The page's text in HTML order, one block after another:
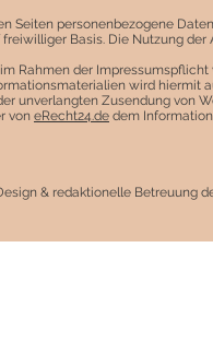
Seiten personenbezogene
Basis. Die Nutzung
Rahmen der
wird hiermit
unverlangten Zusendung von
von eRecht24.de dem
& redaktionelle Betreuung